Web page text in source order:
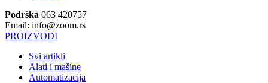
Podrška 063 420757
Email: info@zoom.rs
PROIZVODI
Svi artikli
Alati i mašine
Automatizacija